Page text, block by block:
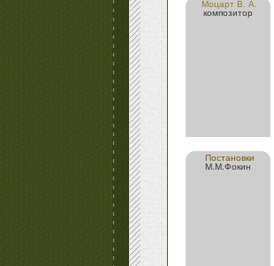
Моцарт В. А.
композитор
Постановки
М.М.Фокин